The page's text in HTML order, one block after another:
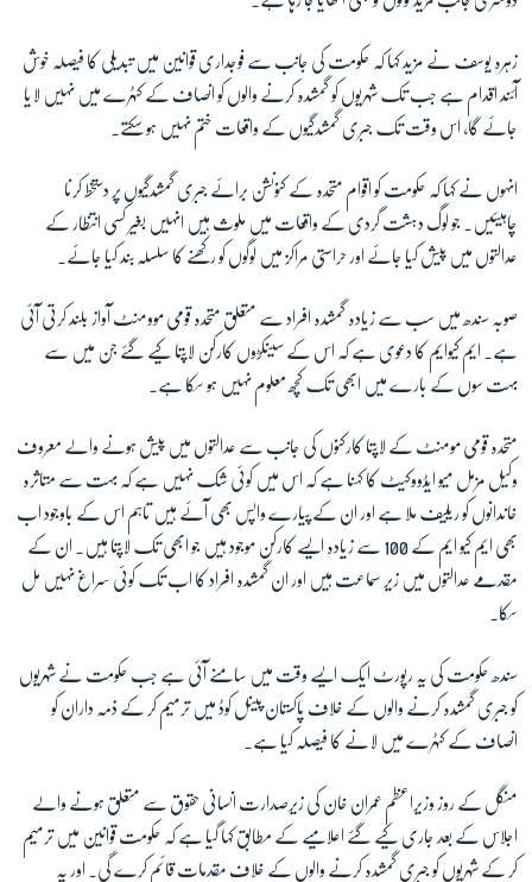
زہرہ یوسف نے مزید کہا کہ حکومت کی جانب سے فوجداری قوانین میں تبدیلی کا فیصلہ خوش
آئند اقدام ہے جب تک شہریوں کو گمشدہ کرنے والوں کو انصاف کے کٹہرے میں نہیں لایا
جائے گا، اس وقت تک جبری گمشدگیوں کے واقعات ختم نہیں ہو سکتے۔
انہوں نے کہا کہ حکومت کو اقوام متحدہ کے کنونشن برائے جبری گمشدگیوں پر دستخط کرنا
چاہیئیں۔ جو لوگ دہشت گردی کے واقعات میں ملوث ہیں انہیں بغیر کسی انتظار کے
عدالتوں میں پیش کیا جائے اور حراستی مراکز میں لوگوں کو رکھنے کا سلسلہ بند کیا جائے۔
صوبہ سندھ میں سب سے زیادہ گمشدہ افراد سے متعلق متحدہ قومی موومنٹ آواز بلند کرتی آئی
ہے۔ ایم کیوایم کا دعوی ہے کہ اس کے سینکڑوں کارکن لاپتا کیے گئے جن میں سے
بہت سوں کے بارے میں ابھی تک کچھ معلوم نہیں ہو سکا ہے۔
متحدہ قومی مومنٹ کے لاپتا کارکنوں کی جانب سے عدالتوں میں پیش ہونے والے معروف
وکیل مزمل میو ایڈووکیٹ کا کہنا ہے کہ اس میں کوئی شک نہیں ہے کہ بہت سے متاثرہ
خاندانوں کو ریلیف ملا ہے اور ان کے پیارے واپس بھی آئے ہیں تاہم اس کے باوجود اب
بھی ایم کیو ایم کے 100 سے زیادہ ایسے کارکن موجود ہیں جو ابھی تک لاپتا ہیں۔ ان کے
مقدمے عدالتوں میں زیر سماعت ہیں اور ان گمشدہ افراد کا اب تک کوئی سراغ نہیں مل
سکا۔
سندھ حکومت کی یہ رپورٹ ایک ایسے وقت میں سامنے آئی ہے جب حکومت نے شہریوں
کو جبری گمشدہ کرنے والوں کے خلاف پاکستان پینل کوڈ میں ترمیم کر کے ذمہ داران کو
انصاف کے کٹہرے میں لانے کا فیصلہ کیا ہے۔
منگل کے روز وزیراعظم عمران خان کی زیرصدارت انسانی حقوق سے متعلق ہونے والے
اجلاس کے بعد جاری کیے گئے اعلامیے کے مطابق کہا گیا ہے کہ حکومت قوانین میں ترمیم
کر کے شہریوں کو جبری گمشدہ کرنے والوں کے خلاف مقدمات قائم کرے گی۔ اور یہ